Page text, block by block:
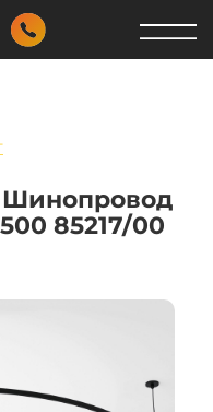
85217/00